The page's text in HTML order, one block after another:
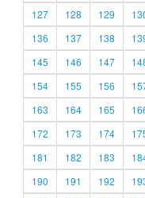
127
128 129
136
137 138
145
146 147
154
155 156
163
164 165
172
173 174
181
182 183
190
191 192